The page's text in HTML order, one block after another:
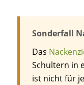
Sonderfall
Das
Schultern in
ist nicht für